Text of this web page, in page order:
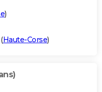
)
(Haute-Corse)